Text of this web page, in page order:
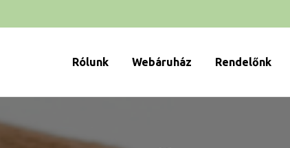
Rólunk Webáruház Rendelőnk